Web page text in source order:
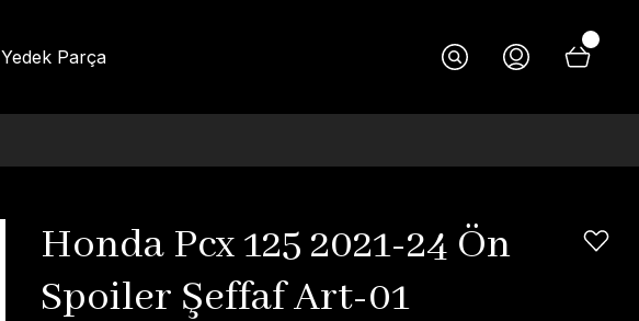
Yedek Parça
Honda Pcx 125 2021-24 Ön
Spoiler Şeffaf Art-01